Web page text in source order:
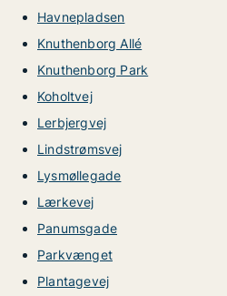
Havnepladsen
Knuthenborg Allé
Knuthenborg Park
Koholtvej
Lerbjergvej
Lindstrømsvej
Lysmøllegade
Lærkevej
Panumsgade
Parkvænget
Plantagevej